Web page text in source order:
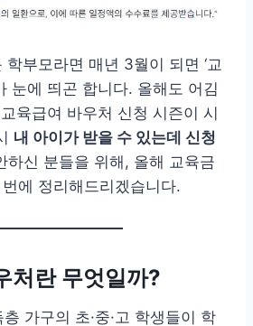
학부모라면 매년 3월이 되면 ‘교
눈에 띄곤 합니다. 올해도 어김
육급여 바우처 신청 시즌이 시
내 아이가 받을 수 있는데 신청
하신 분들을 위해, 올해 교육금
에 정리해드리겠습니다.
처란 무엇일까?
가구의 초·중·고 학생들이 학